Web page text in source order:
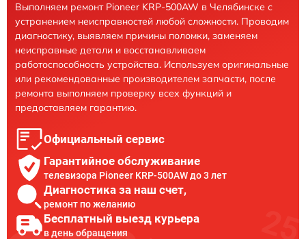
Выполняем ремонт Pioneer KRP-500AW в Челябинске с
устранением неисправностей любой сложности. Проводим
диагностику, выявляем причины поломки, заменяем
неисправные детали и восстанавливаем
работоспособность устройства. Используем оригинальные
или рекомендованные производителем запчасти, после
ремонта выполняем проверку всех функций и
предоставляем гарантию.
Официальный сервис
Гарантийное обслуживание
телевизора Pioneer KRP-500AW до 3 лет
Диагностика за наш счет,
ремонт по желанию
Бесплатный выезд курьера
в день обращения